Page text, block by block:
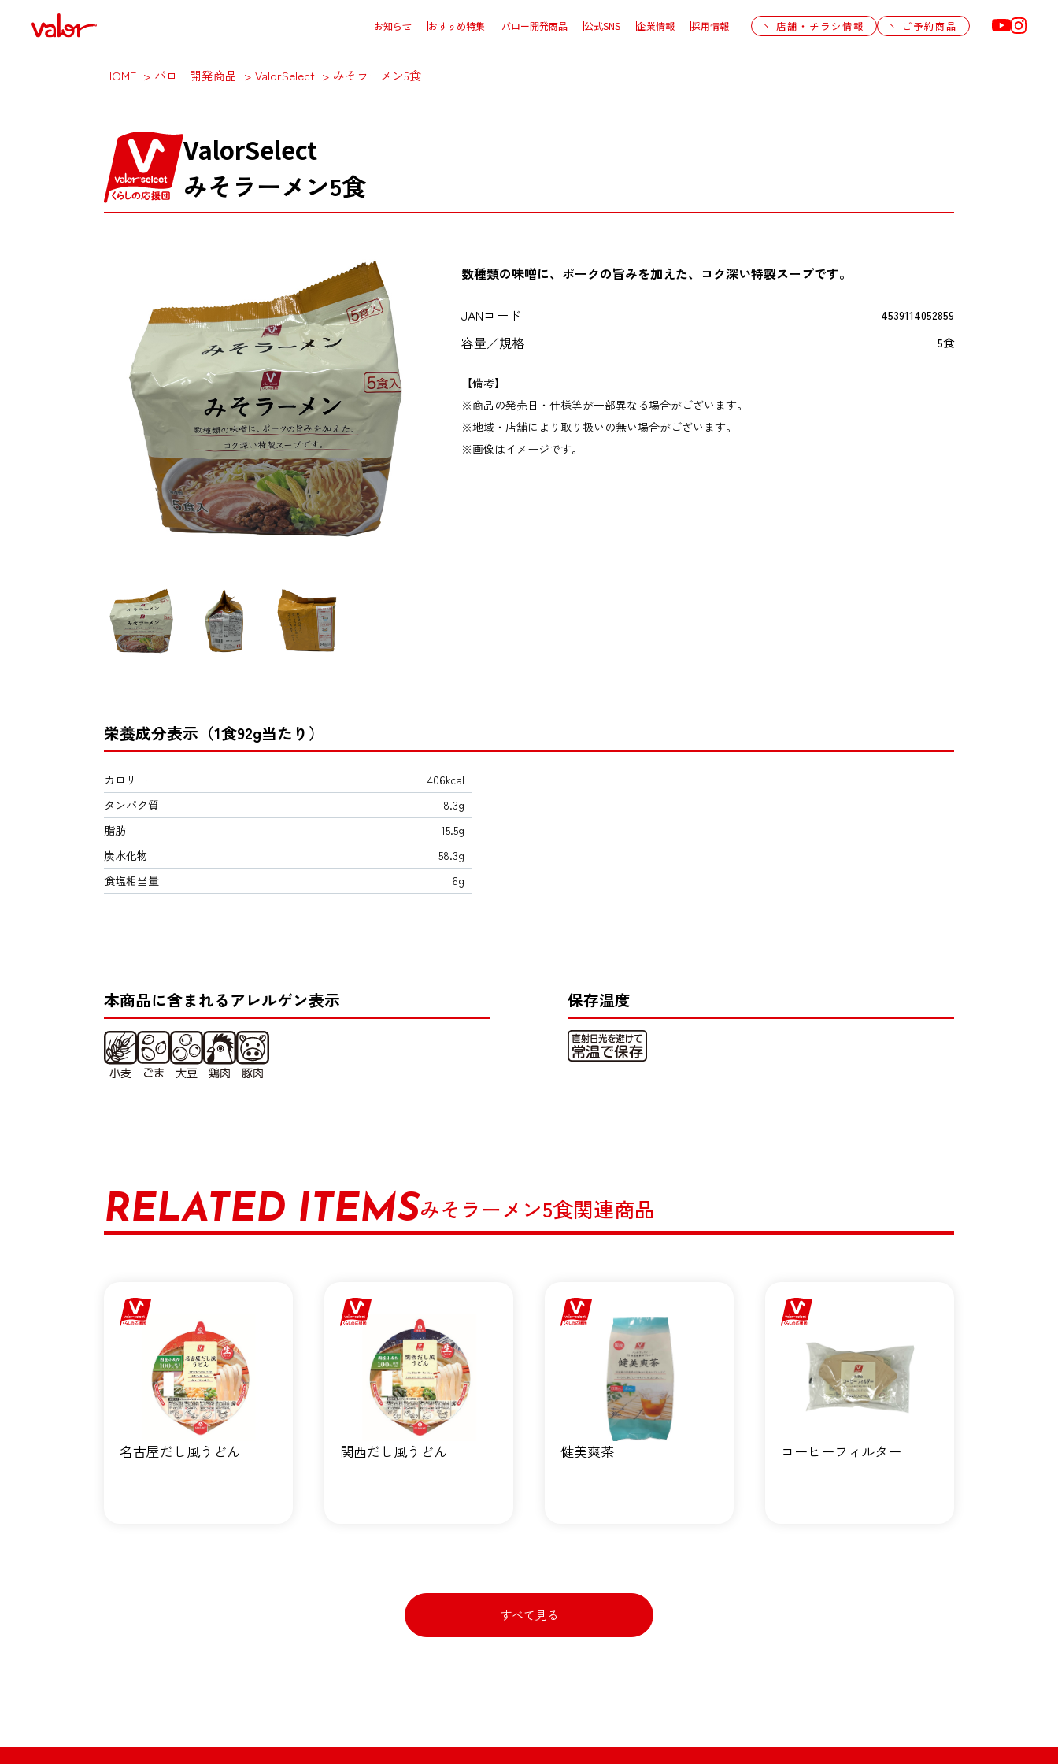
お知らせ おすすめ特集 バロー開発商品 公式SNS 企業情報 採用情報 店舗・チラシ情報 ご予約商品
HOME バロー開発商品 ValorSelect みそラーメン5食
ValorSelect
みそラーメン5食
数種類の味噌に、ポークの旨みを加えた、コク深い特製スープです。
JANコード 4539114052859
容量／規格 5食
【備考】
商品の発売日・仕様等が一部異なる場合がございます。
地域・店舗により取り扱いの無い場合がございます。
画像はイメージです。
栄養成分表示（1食92g当たり）
カロリー
406kcal
タンパク質
8.3g
脂肪
15.5g
炭水化物
58.3g
食塩相当量
6g
本商品に含まれるアレルゲン表示 保存温度
RELATED ITEMSみそラーメン5食関連商品
名古屋だし風うどん 関西だし風うどん 健美爽茶 コーヒーフィルター
すべて見る